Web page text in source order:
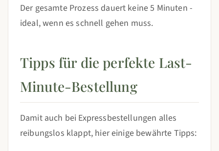
Der gesamte Prozess dauert keine 5 Minuten -
ideal, wenn es schnell gehen muss.
Tipps für die perfekte Last-
Minute-Bestellung
Damit auch bei Expressbestellungen alles
reibungslos klappt, hier einige bewährte Tipps: